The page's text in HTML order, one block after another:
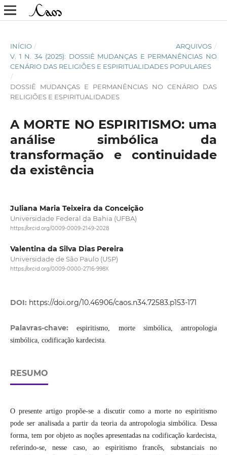
INÍCIO / ARQUIVOS /
V. 1 N. 34 (2025): DOSSIÊ MUDANÇAS E PERMANÊNCIAS NO
CENÁRIO DAS RELIGIÕES E ESPIRITUALIDADES POPULARES
/
DOSSIÊ MUDANÇAS E PERMANÊNCIAS NO CENÁRIO DAS
RELIGIÕES E ESPIRITUALIDADES
A MORTE NO ESPIRITISMO: uma
análise simbólica da
transformação e continuidade
da existência
Juliana Maria Teixeira da Conceição
Universidade Federal da Bahia (UFBA)
https://orcid.org/0009-0009-2149-2028
Valentina da Silva Dias Pereira
Universidade de São Paulo (USP)
https://orcid.org/0009-0000-2716-998X
DOI: https://doi.org/10.46906/caos.n34.72583.p153-171
Palavras-chave:espiritismo, morte simbólica, antropologia
simbólica, codificação kardecista.
RESUMO
O presente artigo propõe-se a discutir como a morte no espiritismo
pode ser analisada a partir da teoria da antropologia simbólica. Dessa
forma, tem por objeto as noções apresentadas na codificação kardecista,
referindo-se, nesse caso, ao espiritismo francês, substanciais no